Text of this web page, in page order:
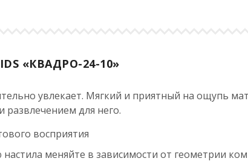
«КВАДРО-24-10»
увлекает. Мягкий и приятный на ощупь
для него.
восприятия
меняйте в зависимости от геометрии